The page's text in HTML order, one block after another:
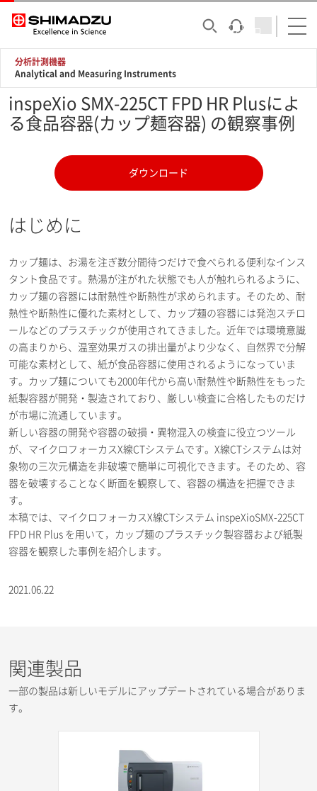
分析計測機器
Analytical and Measuring Instruments
inspeXio SMX-225CT FPD HR Plusによ
る食品容器(カップ麺容器) の観察事例
ダウンロード
はじめに
カップ麺は、お湯を注ぎ数分間待つだけで食べられる便利なインス
タント食品です。熱湯が注がれた状態でも人が触れられるように、
カップ麺の容器には耐熱性や断熱性が求められます。そのため、耐
熱性や断熱性に優れた素材として、カップ麺の容器には発泡スチロ
ールなどのプラスチックが使用されてきました。近年では環境意識
の高まりから、温室効果ガスの排出量がより少なく、自然界で分解
可能な素材として、紙が食品容器に使用されるようになっていま
す。カップ麺についても2000年代から高い耐熱性や断熱性をもった
紙製容器が開発・製造されており、厳しい検査に合格したものだけ
が市場に流通しています。
新しい容器の開発や容器の破損・異物混入の検査に役立つツール
が、マイクロフォーカスX線CTシステムです。X線CTシステムは対
象物の三次元構造を非破壊で簡単に可視化できます。そのため、容
器を破壊することなく断面を観察して、容器の構造を把握できま
す。
本稿では、マイクロフォーカスX線CTシステム inspeXioSMX-225CT
FPD HR Plus を用いて，カップ麺のプラスチック製容器および紙製
容器を観察した事例を紹介します。
2021.06.22
関連製品
一部の製品は新しいモデルにアップデートされている場合がありま
す。